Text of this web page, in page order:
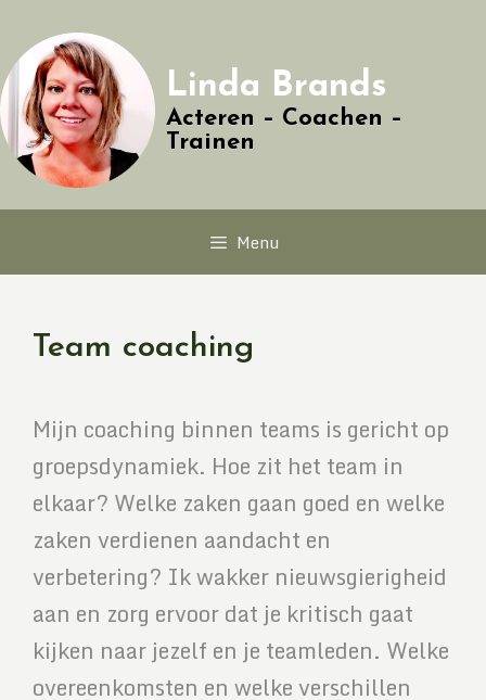
Linda Brands
Acteren – Coachen –
Trainen
Menu
Team coaching
Mijn coaching binnen teams is gericht op
groepsdynamiek. Hoe zit het team in
elkaar? Welke zaken gaan goed en welke
zaken verdienen aandacht en
verbetering? Ik wakker nieuwsgierigheid
aan en zorg ervoor dat je kritisch gaat
kijken naar jezelf en je teamleden. Welke
overeenkomsten en welke verschillen